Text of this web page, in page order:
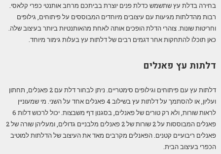
בחירה בדלת עץ שתשמש כדלת פנים יוצרת בביתכם מרחב אותנטי כפרי קלאסי.
רבות מהדלתות מגיעות עם עיצובים מיוחדים המבוססים על פיתוחים, גילופים
וחריטות שונות. צוהרי הדלת הופכים אותה לאחת מהאותנטיות ביותר בעיצוב שלה.
כאן תוכלו להתחקות אחר דגמים רבים של דלתות עץ בעלות גימור מיוחד.
דלתות עץ פאנלים
דלתות עץ עם פיתוחים וגילופים סימטריים. ניתן לבחור דלת עם 2 פאנלים, תחתון
ועליון, או להסתמך על דלתות עץ בשילוב 4 פאנלים אחד על השני. מי שמעוניין
לראות שורות, ולא רק טורים של פאנלים, בסגנון דף משבצות. יכול לרכוש דלות 6
פאנלים המבוססות על 2 שורות של 2 פאנלים מלבניים גדולים, ומעליהן שורה של 2
פאנלים ריבועיים קטנים. הפאנלים מקרבים מאד את העיצוב של הדלתות למוטיב
הכפרי בעיצוב הבית.